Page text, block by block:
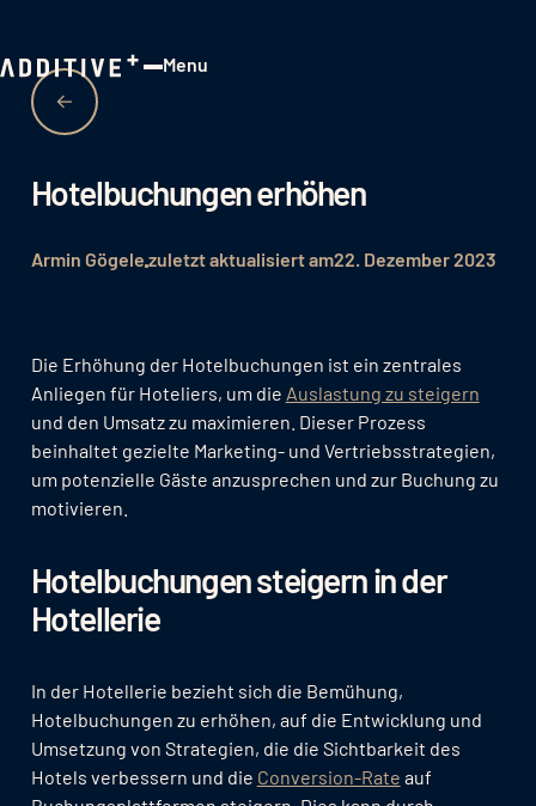
Menu
Hotelbuchungen erhöhen
Armin Gögelezuletzt aktualisiert am22. Dezember 2023
Die Erhöhung der Hotelbuchungen ist ein zentrales
Anliegen für Hoteliers, um die Auslastung zu steigern
und den Umsatz zu maximieren. Dieser Prozess
beinhaltet gezielte Marketing- und Vertriebsstrategien,
um potenzielle Gäste anzusprechen und zur Buchung zu
motivieren.
Hotelbuchungen steigern in der
Hotellerie
In der Hotellerie bezieht sich die Bemühung,
Hotelbuchungen zu erhöhen, auf die Entwicklung und
Umsetzung von Strategien, die die Sichtbarkeit des
Hotels verbessern und die Conversion-Rate auf